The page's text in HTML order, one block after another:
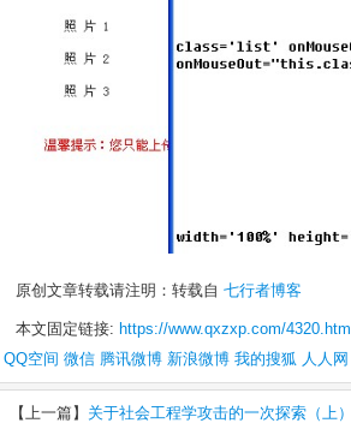
原创文章转载请注明：转载自 七行者博客
本文固定链接: https://www.qxzxp.com/4320.html
QQ空间 微信 腾讯微博 新浪微博 我的搜狐 人人网
【上一篇】 关于社会工程学攻击的一次探索（上）